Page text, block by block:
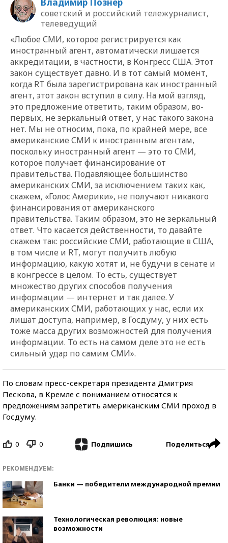
советский и российский тележурналист,
телеведущий
«Любое СМИ, которое регистрируется как
иностранный агент, автоматически лишается
аккредитации, в частности, в Конгресс США. Этот
закон существует давно. И в тот самый момент,
когда RT была зарегистрирована как иностранный
агент, этот закон вступил в силу. На мой взгляд,
это предложение ответить, таким образом, во-
первых, не зеркальный ответ, у нас такого закона
нет. Мы не относим, пока, по крайней мере, все
американские СМИ к иностранным агентам,
поскольку иностранный агент — это то СМИ,
которое получает финансирование от
правительства. Подавляющее большинство
американских СМИ, за исключением таких как,
скажем, «Голос Америки», не получают никакого
финансирования от американского
правительства. Таким образом, это не зеркальный
ответ. Что касается действенности, то давайте
скажем так: российские СМИ, работающие в США,
в том числе и RT, могут получить любую
информацию, какую хотят и, не будучи в сенате и
в конгрессе в целом. То есть, существует
множество других способов получения
информации — интернет и так далее. У
американских СМИ, работающих у нас, если их
лишат доступа, например, в Госдуму, у них есть
тоже масса других возможностей для получения
информации. То есть на самом деле это не есть
сильный удар по самим СМИ».
По словам пресс-секретаря президента Дмитрия
Пескова, в Кремле с пониманием относятся к
предложениям запретить американским СМИ проход в
Госдуму.
0 0 Подпишись Поделиться
РЕКОМЕНДУЕМ:
Банки — победители международной премии
Технологическая революция: новые
возможности